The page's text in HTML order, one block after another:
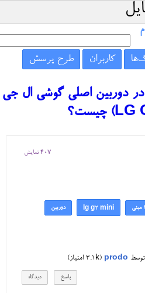
کاربران طرح پرسش
دوربین اصلی گوشی ال جی
407 نمایش
lg g2 mini دوربین
توسط prodo
(
3.1k امتیاز)